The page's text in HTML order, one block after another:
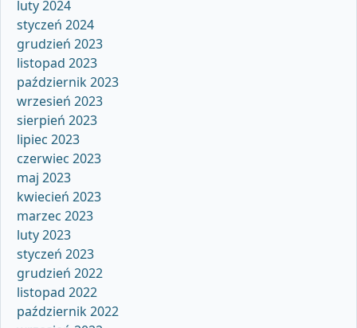
luty 2024
styczeń 2024
grudzień 2023
listopad 2023
październik 2023
wrzesień 2023
sierpień 2023
lipiec 2023
czerwiec 2023
maj 2023
kwiecień 2023
marzec 2023
luty 2023
styczeń 2023
grudzień 2022
listopad 2022
październik 2022